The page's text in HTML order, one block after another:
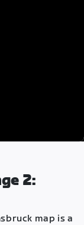
2:
map is a